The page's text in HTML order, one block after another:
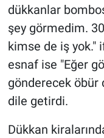
dükkanlar
şey görmedim. 30
kimse de iş yok."
esnaf ise "Eğer
gönderecek öbür
dile getirdi.
Dükkan